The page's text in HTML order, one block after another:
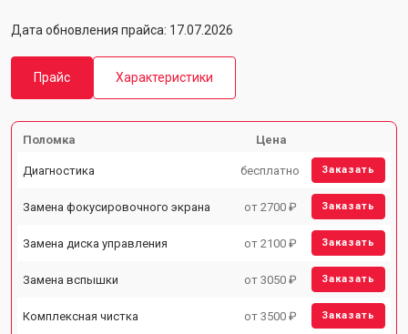
Дата обновления прайса: 17.07.2026
Прайс Характеристики
Поломка Цена
Диагностика бесплатно Заказать
Замена фокусировочного экрана от 2700 ₽ Заказать
Замена диска управления от 2100 ₽ Заказать
Замена вспышки от 3050 ₽ Заказать
Комплексная чистка от 3500 ₽ Заказать